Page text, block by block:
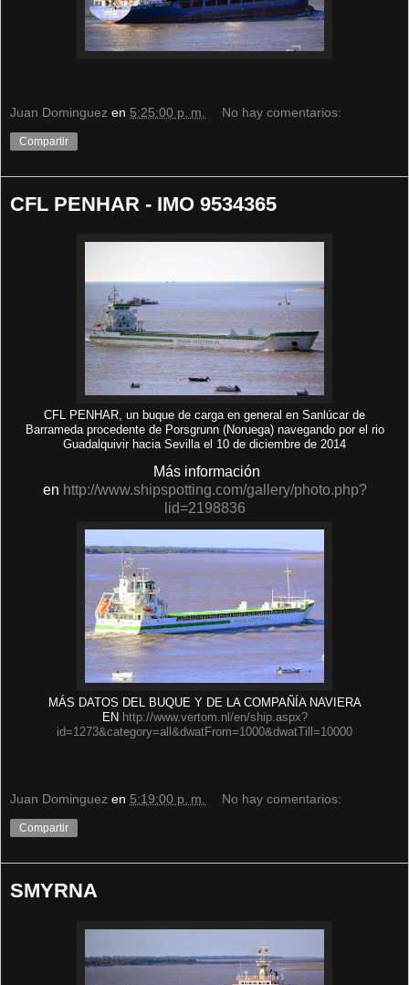
Juan Dominguez en 5:25:00 p. m. No hay comentarios:
Compartir
CFL PENHAR - IMO 9534365
CFL PENHAR, un buque de carga en general en Sanlúcar de
Barrameda procedente de Porsgrunn (Noruega) navegando por el rio
Guadalquivir hacia Sevilla el 10 de diciembre de 2014
Más información
en http://www.shipspotting.com/gallery/photo.php?
lid=2198836
MÁS DATOS DEL BUQUE Y DE LA COMPAÑÍA NAVIERA
EN http://www.vertom.nl/en/ship.aspx?
id=1273&category=all&dwatFrom=1000&dwatTill=10000
Juan Dominguez en 5:19:00 p. m. No hay comentarios:
Compartir
SMYRNA